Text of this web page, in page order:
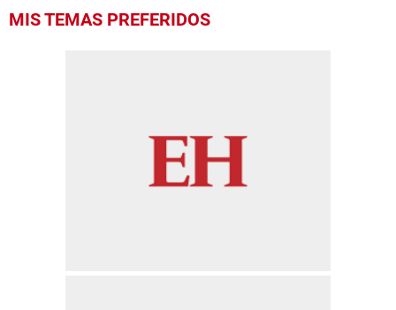
MIS TEMAS PREFERIDOS